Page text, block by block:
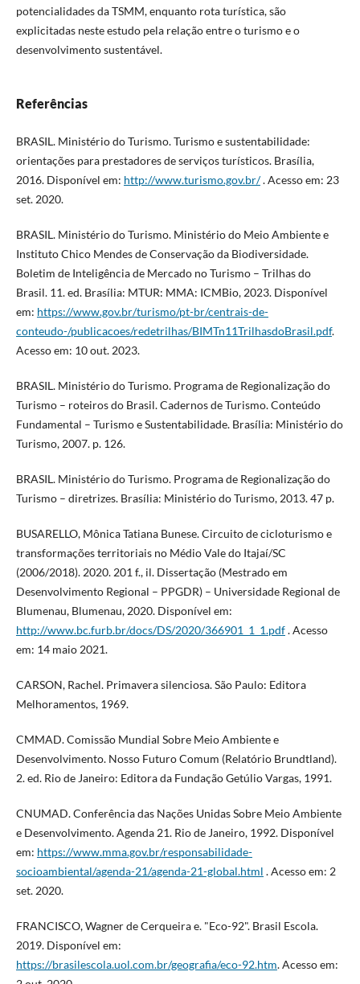
potencialidades da TSMM, enquanto rota turística, são
explicitadas neste estudo pela relação entre o turismo e o
desenvolvimento sustentável.
Referências
BRASIL. Ministério do Turismo. Turismo e sustentabilidade:
orientações para prestadores de serviços turísticos. Brasília,
2016. Disponível em: http://www.turismo.gov.br/. Acesso em: 23
set. 2020.
BRASIL. Ministério do Turismo. Ministério do Meio Ambiente e
Instituto Chico Mendes de Conservação da Biodiversidade.
Boletim de Inteligência de Mercado no Turismo – Trilhas do
Brasil. 11. ed. Brasília: MTUR: MMA: ICMBio, 2023. Disponível
em: https://www.gov.br/turismo/pt-br/centrais-de-
conteudo-/publicacoes/redetrilhas/BIMTn11TrilhasdoBrasil.pdf.
Acesso em: 10 out. 2023.
BRASIL. Ministério do Turismo. Programa de Regionalização do
Turismo – roteiros do Brasil. Cadernos de Turismo. Conteúdo
Fundamental – Turismo e Sustentabilidade. Brasília: Ministério do
Turismo, 2007. p. 126.
BRASIL. Ministério do Turismo. Programa de Regionalização do
Turismo – diretrizes. Brasília: Ministério do Turismo, 2013. 47 p.
BUSARELLO, Mônica Tatiana Bunese. Circuito de cicloturismo e
transformações territoriais no Médio Vale do Itajaí/SC
(2006/2018). 2020. 201 f., il. Dissertação (Mestrado em
Desenvolvimento Regional – PPGDR) – Universidade Regional de
Blumenau, Blumenau, 2020. Disponível em:
http://www.bc.furb.br/docs/DS/2020/366901_1_1.pdf. Acesso
em: 14 maio 2021.
CARSON, Rachel. Primavera silenciosa. São Paulo: Editora
Melhoramentos, 1969.
CMMAD. Comissão Mundial Sobre Meio Ambiente e
Desenvolvimento. Nosso Futuro Comum (Relatório Brundtland).
2. ed. Rio de Janeiro: Editora da Fundação Getúlio Vargas, 1991.
CNUMAD. Conferência das Nações Unidas Sobre Meio Ambiente
e Desenvolvimento. Agenda 21. Rio de Janeiro, 1992. Disponível
em: https://www.mma.gov.br/responsabilidade-
socioambiental/agenda-21/agenda-21-global.html . Acesso em: 2
set. 2020.
FRANCISCO, Wagner de Cerqueira e. "Eco-92". Brasil Escola.
2019. Disponível em:
https://brasilescola.uol.com.br/geografia/eco-92.htm. Acesso em: